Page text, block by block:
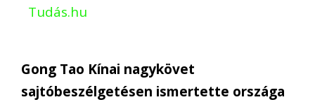
Tudás.hu
Gong Tao Kínai nagykövet
sajtóbeszélgetésen ismertette országa